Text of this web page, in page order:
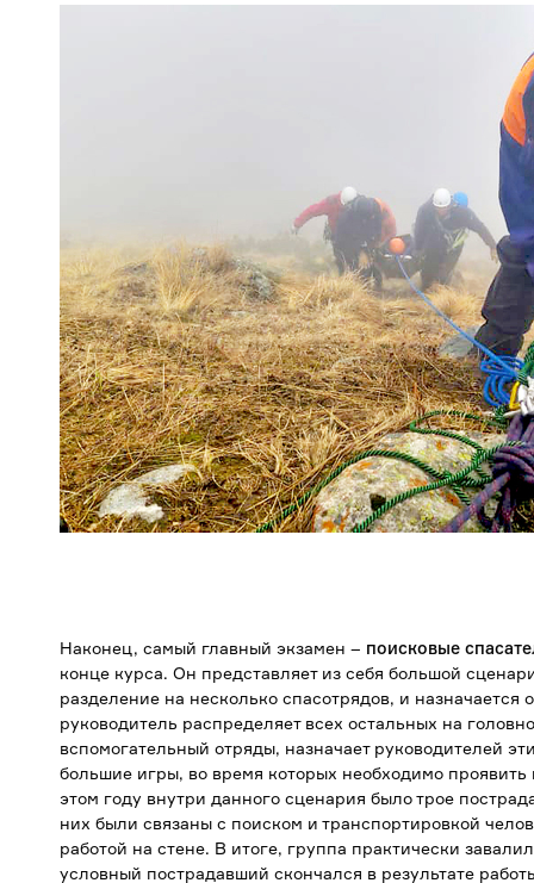
Наконец, самый главный экзамен – поисковые
конце курса. Он представляет из себя большой
разделение на несколько спасотрядов, и
руководитель распределяет всех остальных на
вспомогательный отряды, назначает руководителей
большие игры, во время которых необходимо
этом году внутри данного сценария было трое
них были связаны с поиском и транспортировкой
работой на стене. В итоге, группа практически
условный пострадавший скончался в результате